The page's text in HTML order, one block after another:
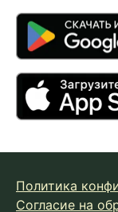
Политика
Согласие на